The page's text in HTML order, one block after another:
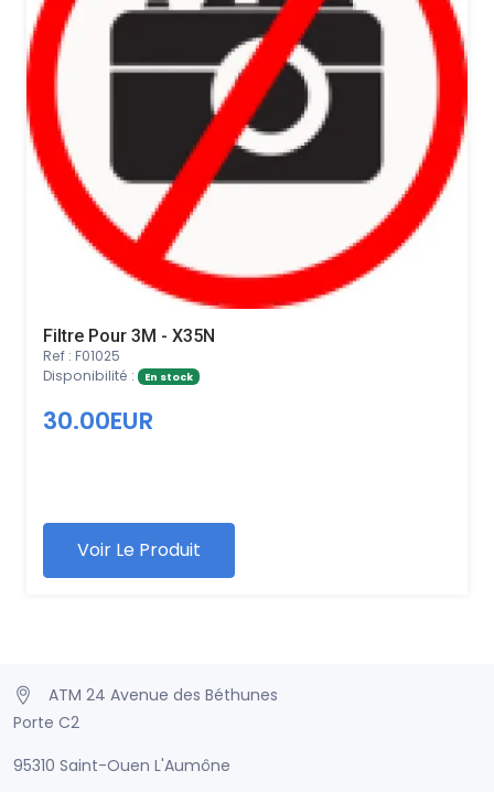
Filtre Pour 3M - X35N
Ref : F01025
Disponibilité :
En stock
30.00EUR
Voir Le Produit
ATM 24 Avenue des Béthunes
Porte C2
95310 Saint-Ouen L'Aumône